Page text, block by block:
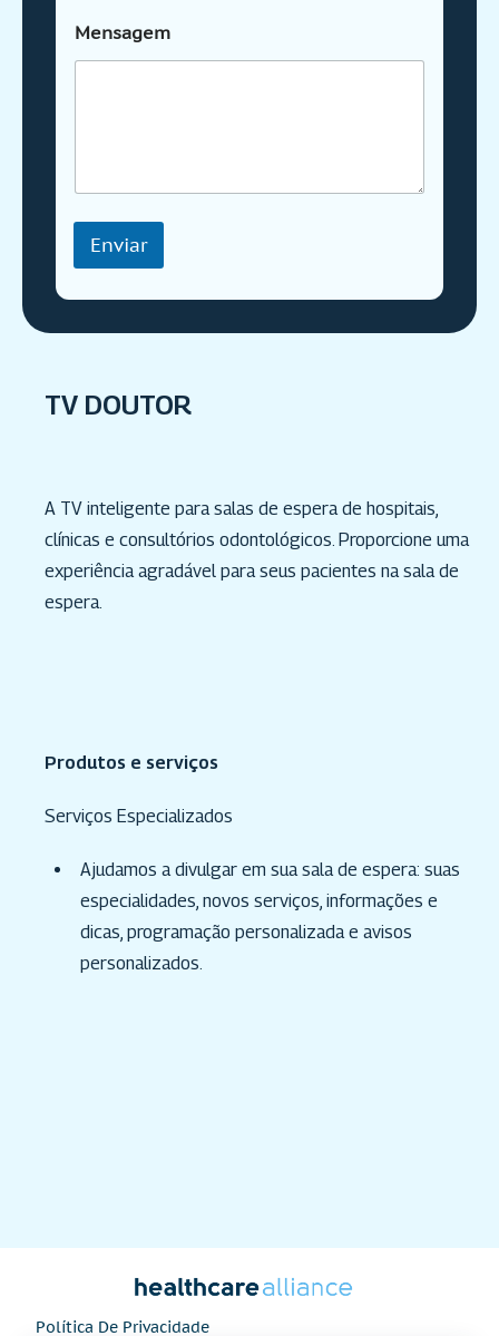
Mensagem
Enviar
TV DOUTOR
A TV inteligente para salas de espera de hospitais,
clínicas e consultórios odontológicos. Proporcione uma
experiência agradável para seus pacientes na sala de
espera.
Produtos e serviços
Serviços Especializados
Ajudamos a divulgar em sua sala de espera: suas
especialidades, novos serviços, informações e
dicas, programação personalizada e avisos
personalizados.
Política De Privacidade